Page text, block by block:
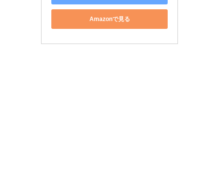
Amazonで見る